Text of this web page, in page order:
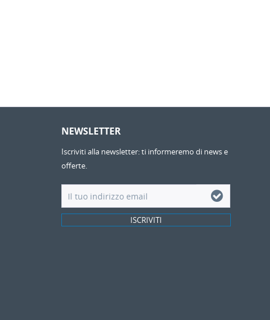
NEWSLETTER
Iscriviti alla newsletter: ti informeremo di news e
offerte.
ISCRIVITI